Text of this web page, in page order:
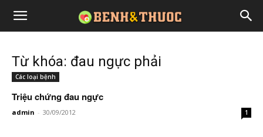
Từ khóa: đau ngực phải
Các loại bệnh
Triệu chứng đau ngực
admin - 30/09/2012 1